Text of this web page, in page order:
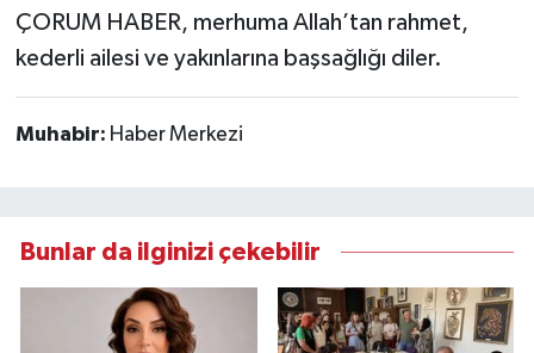
ÇORUM HABER, merhuma Allah’tan rahmet,
kederli ailesi ve yakınlarına başsağlığı diler.
Muhabir: Haber Merkezi
Bunlar da ilginizi çekebilir